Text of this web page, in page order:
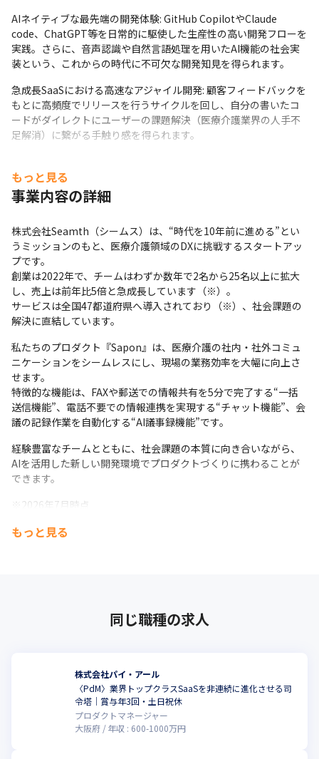
AIネイティブな最先端の開発体験: GitHub CopilotやClaude
code、ChatGPT等を日常的に駆使した生産性の高い開発フローを
実践。さらに、音声認識や自然言語処理を用いたAI機能の社会実
装という、これからの時代に不可欠な開発知見を得られます。
急成長SaaSにおける高速なアジャイル開発: 顧客フィードバックを
もとに高頻度でリリースを行うサイクルを回し、自分の書いたコ
ードがダイレクトにユーザーの課題解決（医療介護業界の人手不
足解消）に繋がる手触り感を得られます。
グ議事録が全公開されるフラットな組織のもと、著名VCから資金
調達を完了したスタートアップが事業拡大していくフェーズをコ
アメンバーとして体感できます。
描けるキャリアパス
ご志向と適性に合わせて、柔軟かつ多彩なキャリアを描くことが
可能です。組織拡大期にあるため、どのポジションもポストが空
いており、実力次第で早期に抜擢されるチャンスがあります。
もっと見る
事業内容の詳細
株式会社Seamth（シームス）は、“時代を10年前に進める”とい
うミッションのもと、医療介護領域のDXに挑戦するスタートアッ
プです。
創業は2022年で、チームはわずか数年で2名から25名以上に拡大
し、売上は前年比5倍と急成長しています（※）。
サービスは全国47都道府県へ導入されており（※）、社会課題の
解決に直結しています。
私たちのプロダクト『Sapon』は、医療介護の社内・社外コミュ
ニケーションをシームレスにし、現場の業務効率を大幅に向上さ
せます。
特徴的な機能は、FAXや郵送での情報共有を5分で完了する“一括
送信機能”、電話不要での情報連携を実現する“チャット機能”、会
議の記録作業を自動化する“AI議事録機能”です。
経験豊富なチームとともに、社会課題の本質に向き合いながら、
AIを活用した新しい開発環境でプロダクトづくりに携わることが
できます。
※2026年7月時点
もっと見る
同じ職種の求人
株式会社パイ・アール
〈PdM〉業界トップクラスSaaSを非連続に進化させる司
令塔｜賞与年3回・土日祝休
プロダクトマネージャー
大阪府
年収 : 600-1000万円